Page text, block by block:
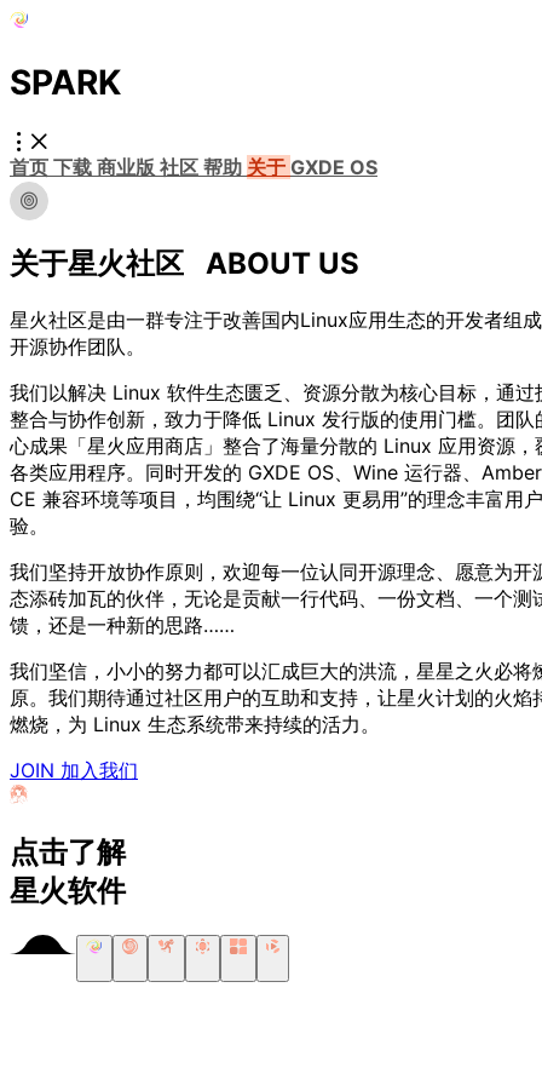
SPARK
首页 下载 商业版 社区 帮助 关于 GXDE OS
关于星火社区 ABOUT US
星火社区是由一群专注于改善国内Linux应用生态的开发者组
开源协作团队。
我们以解决 Linux 软件生态匮乏、资源分散为核心目标，通过
整合与协作创新，致力于降低 Linux 发行版的使用门槛。团队
心成果 「星火应用商店」 整合了海量分散的 Linux 应用资源，
各类应用程序。同时开发的 GXDE OS、Wine 运⾏器、Amber
CE 兼容环境等项目，均围绕“让 Linux 更易用”的理念丰富用
验。
我们坚持开放协作原则，欢迎每一位认同开源理念、愿意为开
态添砖加瓦的伙伴，无论是贡献一行代码、一份文档、一个测
馈，还是一种新的思路……
我们坚信，小小的努力都可以汇成巨大的洪流，星星之火必将
原。 我们期待通过社区用户的互助和支持，让星火计划的火焰
燃烧，为 Linux 生态系统带来持续的活力。
JOIN 加入我们
点击了解
星火软件